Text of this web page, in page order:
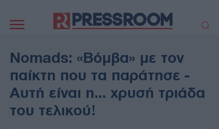
πλοήγηση
ΠΟΛΙΤΙΚΗ
ΤΟΥΡΚΙΑ
ΕΛΛΑΔΑ
ΕΚΚΛΗΣΙΑ
ΑΜΥΝΑ
ΔΙΕΘΝΗ
ΚΥΠΡΟΣ
MEDIA
Nomads: «Βόμβα» με τον
παίκτη που τα παράτησε -
Αυτή είναι η... χρυσή τριάδα
του τελικού!